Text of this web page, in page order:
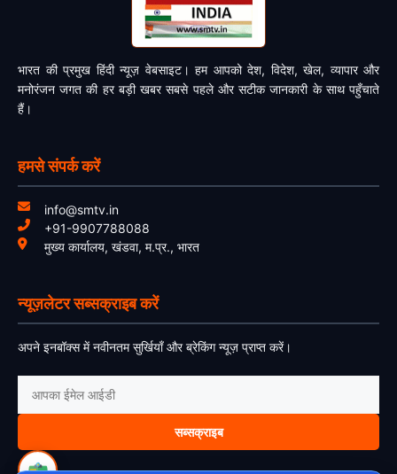
भारत की प्रमुख हिंदी न्यूज़ वेबसाइट। हम आपको देश, विदेश, खेल, व्यापार और
मनोरंजन जगत की हर बड़ी खबर सबसे पहले और सटीक जानकारी के साथ पहुँचाते
हैं।
हमसे संपर्क करें
info@smtv.in
+91-9907788088
मुख्य कार्यालय, खंडवा, म.प्र., भारत
न्यूज़लेटर सब्सक्राइब करें
अपने इनबॉक्स में नवीनतम सुर्खियाँ और ब्रेकिंग न्यूज़ प्राप्त करें।
सब्सक्राइब